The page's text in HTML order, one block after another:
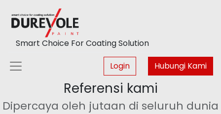
Smart Choice For Coating Solution
Login
Hubungi Kami
Referensi kami
Dipercaya oleh jutaan di seluruh dunia